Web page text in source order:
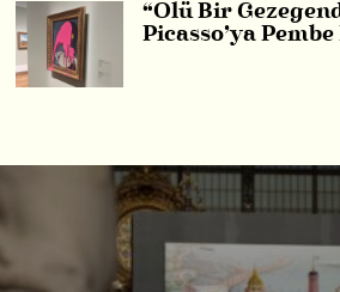
“Ölü Bir
Picasso’ya